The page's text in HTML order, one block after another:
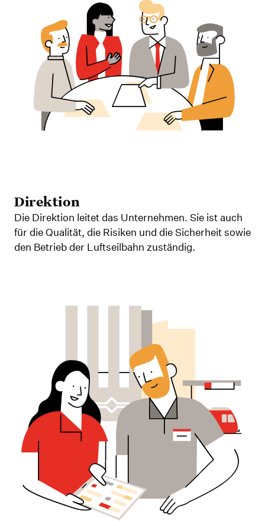
Direktion
Die Direktion leitet das Unternehmen. Sie ist auch
für die Qualität, die Risiken und die Sicherheit sowie
den Betrieb der Luftseilbahn zuständig.